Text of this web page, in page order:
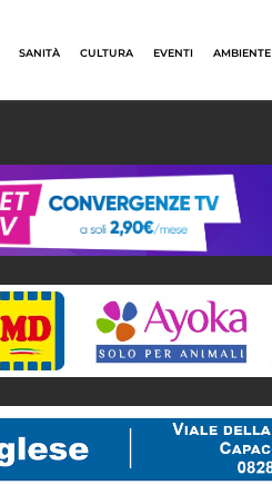
SANITÀ CULTURA EVENTI AMBIENTE